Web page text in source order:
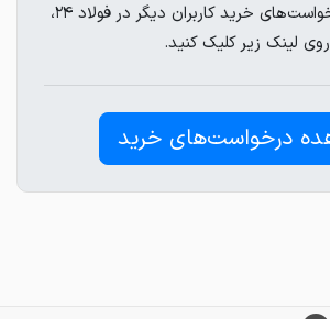
برای مشاهده درخواست‌های خرید کاربران دیگر در فولاد ۲۴،
روی لینک زیر کلیک کنید.
درخواست‌های خرید